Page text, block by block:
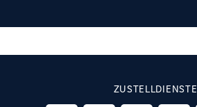
ZUSTELLDIENSTE